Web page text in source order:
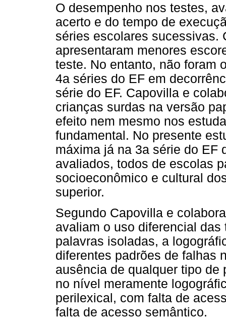
O desempenho nos testes,
acerto e do tempo de
séries escolares sucessivas.
apresentaram menores
teste. No entanto, não foram
4a séries do EF em
série do EF. Capovilla e
crianças surdas na versão
efeito nem mesmo nos
fundamental. No presente
máxima já na 3a série do EF
avaliados, todos de escolas
socioeconômico e cultural
superior.
Segundo Capovilla e
avaliam o uso diferencial
palavras isoladas, a
diferentes padrões de falhas
ausência de qualquer tipo de
no nível meramente
perilexical, com falta de
falta de acesso semântico.